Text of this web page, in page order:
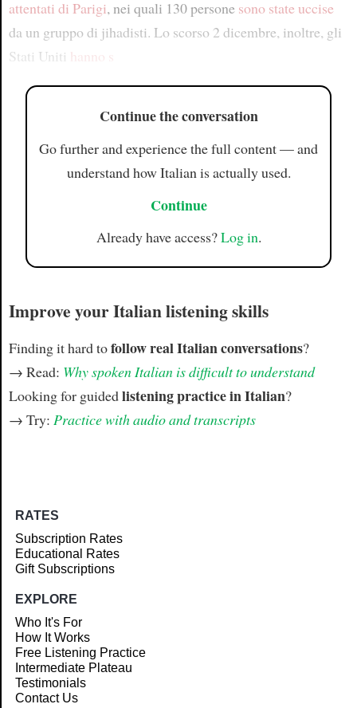
attentati di Parigi, nei quali 130 persone sono state uccise
da un gruppo di jihadisti. Lo scorso 2 dicembre, inoltre, gli
Stati Uniti hanno s
Continue the conversation
Go further and experience the full content — and
understand how Italian is actually used.
Continue
Already have access?Log in.
Improve your Italian listening skills
Finding it hard tofollow real Italian conversations?
→ Read: Why spoken Italian is difficult to understand
Looking for guidedlistening practice in Italian?
→ Try: Practice with audio and transcripts
RATES
Subscription Rates
Educational Rates
Gift Subscriptions
EXPLORE
Who It's For
How It Works
Free Listening Practice
Intermediate Plateau
Testimonials
Contact Us